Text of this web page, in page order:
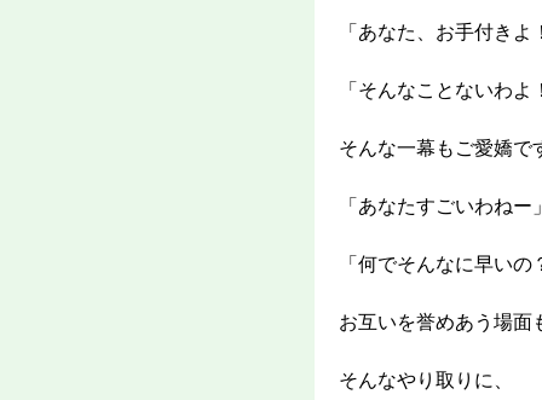
「あなた、お手付きよ
「そんなことないわよ
そんな一幕もご愛嬌で
「あなたすごいわねー
「何でそんなに早いの
お互いを誉めあう場面
そんなやり取りに、